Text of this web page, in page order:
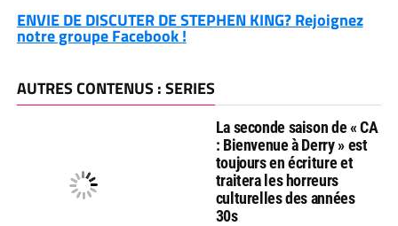
ENVIE DE DISCUTER DE STEPHEN KING? Rejoignez
notre groupe Facebook !
AUTRES CONTENUS : SERIES
La seconde saison de « CA
: Bienvenue à Derry » est
toujours en écriture et
traitera les horreurs
culturelles des années
30s